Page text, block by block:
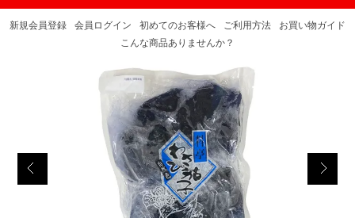
新規会員登録 会員ログイン 初めてのお客様へ ご利用方法
お買い物ガイド
こんな商品ありませんか？